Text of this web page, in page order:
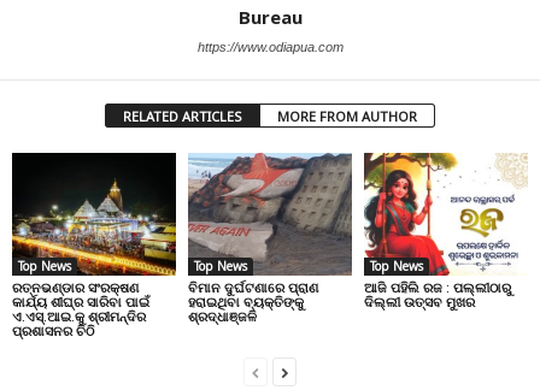
Bureau
https://www.odiapua.com
RELATED ARTICLES MORE FROM AUTHOR
Top News
ରତ୍ନଭଣ୍ଡାର ସଂରକ୍ଷଣ
କାର୍ଯ୍ୟ ଶୀଘ୍ର ସାରିବା ପାଇଁ
ଏ.ଏସ୍.ଆଇ.କୁ ଶ୍ରୀମନ୍ଦିର
ପ୍ରଶାସନର ଚିଠି
Top News
ବିମାନ ଦୁର୍ଘଟଣାରେ ପ୍ରାଣ
ହରାଇଥିବା ବ୍ୟକ୍ତିଙ୍କୁ
ଶ୍ରଦ୍ଧାଞ୍ଜଳି
Top News
ଆଜି ପହିଲି ରଜ : ପଲ୍ଲୀଠାରୁ
ଦିଲ୍ଲୀ ଉତ୍ସବ ମୁଖର